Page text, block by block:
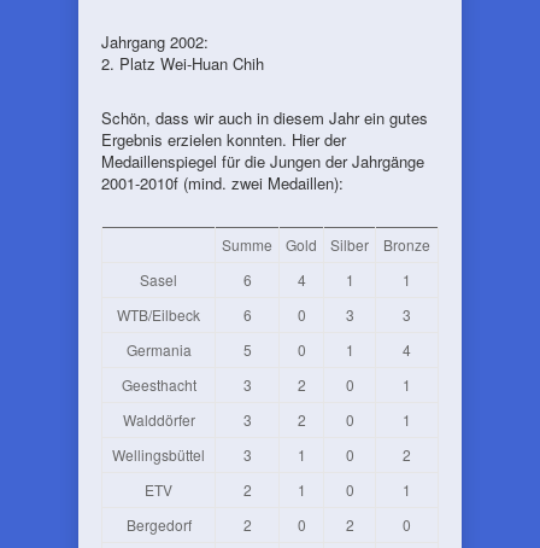
Jahrgang 2002:
2. Platz Wei-Huan Chih
Schön, dass wir auch in diesem Jahr ein gutes
Ergebnis erzielen konnten. Hier der
Medaillenspiegel für die Jungen der Jahrgänge
2001-2010f (mind. zwei Medaillen):
Summe Gold Silber
Bronze
Sasel
6 4 1
1
WTB/Eilbeck
6 0 3
3
Germania
5 0 1
4
Geesthacht
3 2 0
1
Walddörfer
3 2 0
1
Wellingsbüttel
3 1 0
2
ETV
2 1 0
1
Bergedorf
2 0 2
0